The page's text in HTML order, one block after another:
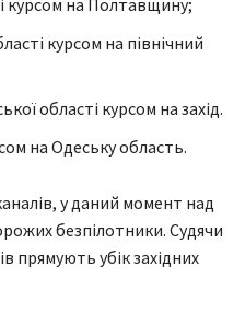
курсом на Полтавщину;
курсом на північний
області курсом на захід.
на Одеську область.
у даний момент над
безпілотники. Судячи
прямують убік західних